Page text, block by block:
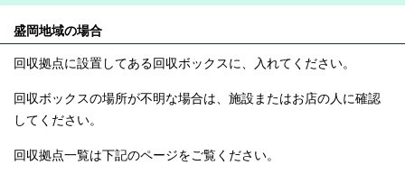
盛岡地域の場合
回収拠点に設置してある回収ボックスに、入れてください。
回収ボックスの場所が不明な場合は、施設またはお店の人に確認
してください。
回収拠点一覧は下記のページをご覧ください。